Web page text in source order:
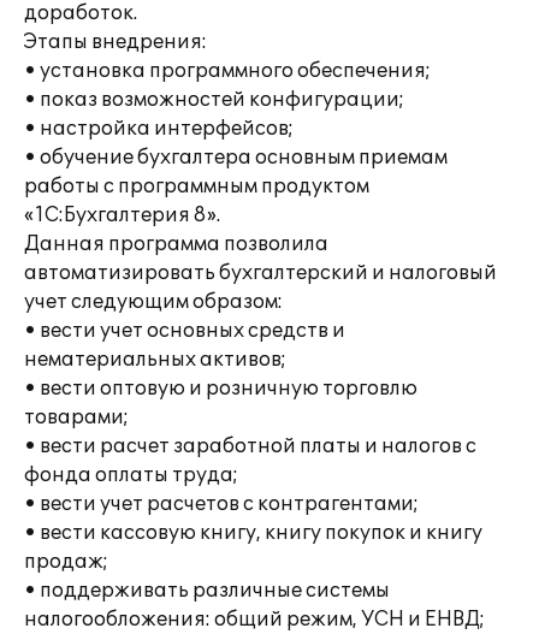
доработок.
Этапы внедрения:
• установка программного обеспечения;
• показ возможностей конфигурации;
• настройка интерфейсов;
• обучение бухгалтера основным приемам
работы с программным продуктом
«1С:Бухгалтерия 8».
Данная программа позволила
автоматизировать бухгалтерский и налоговый
учет следующим образом:
• вести учет основных средств и
нематериальных активов;
• вести оптовую и розничную торговлю
товарами;
• вести расчет заработной платы и налогов с
фонда оплаты труда;
• вести учет расчетов с контрагентами;
• вести кассовую книгу, книгу покупок и книгу
продаж;
• поддерживать различные системы
налогообложения: общий режим, УСН и ЕНВД;